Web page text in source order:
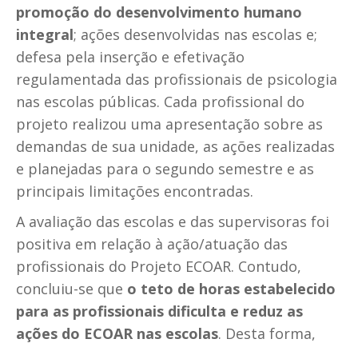
promoção do desenvolvimento humano
integral; ações desenvolvidas nas escolas e;
defesa pela inserção e efetivação
regulamentada das profissionais de psicologia
nas escolas públicas. Cada profissional do
projeto realizou uma apresentação sobre as
demandas de sua unidade, as ações realizadas
e planejadas para o segundo semestre e as
principais limitações encontradas.
A avaliação das escolas e das supervisoras foi
positiva em relação à ação/atuação das
profissionais do Projeto ECOAR. Contudo,
concluiu-se que o teto de horas estabelecido
para as profissionais dificulta e reduz as
ações do ECOAR nas escolas. Desta forma,